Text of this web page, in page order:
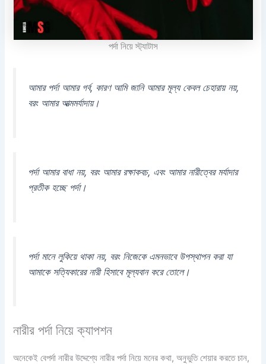
পর্দা নিয়ে স্ট্যাটাস
আমার পর্দা আমার গর্ব, কারণ আমি জানি আমার মূল্য কেবল চেহারায় নয়,
বরং আমার আত্মমর্যাদায়।
পর্দা আমার বাধা নয়, বরং আমার রক্ষাকবচ, এবং আমার নারীত্বের মর্যাদার
প্রতীক হচ্ছে পর্দা।
পর্দা মানে লুকিয়ে থাকা নয়, বরং নিজেকে এমনভাবে উপস্থাপন করা যা
আমাকে সত্যিকারের নারী হিসাবে মূল্যবান করে তোলে।
নারীর পর্দা নিয়ে ক্যাপশন
অনেকেই বেপর্দা নারীর উদ্দেশ্যে নারীর পর্দা নিয়ে মনের কথা, অনুভুতি শেয়ার করতে চান,